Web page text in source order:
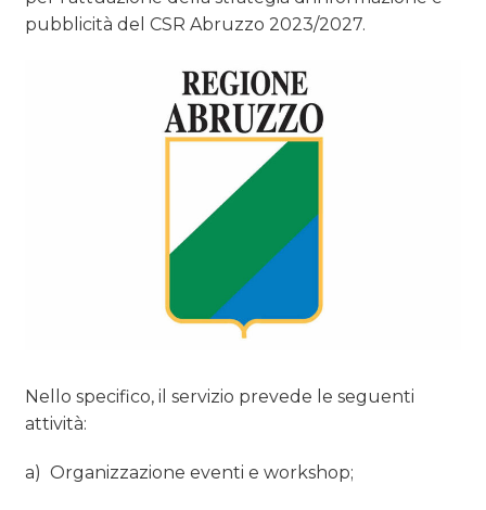
PREVISIONI/SCENARI
pubblicità del CSR Abruzzo 2023/2027.
Nello specifico, il servizio prevede le seguenti
attività:
a) Organizzazione eventi e workshop;